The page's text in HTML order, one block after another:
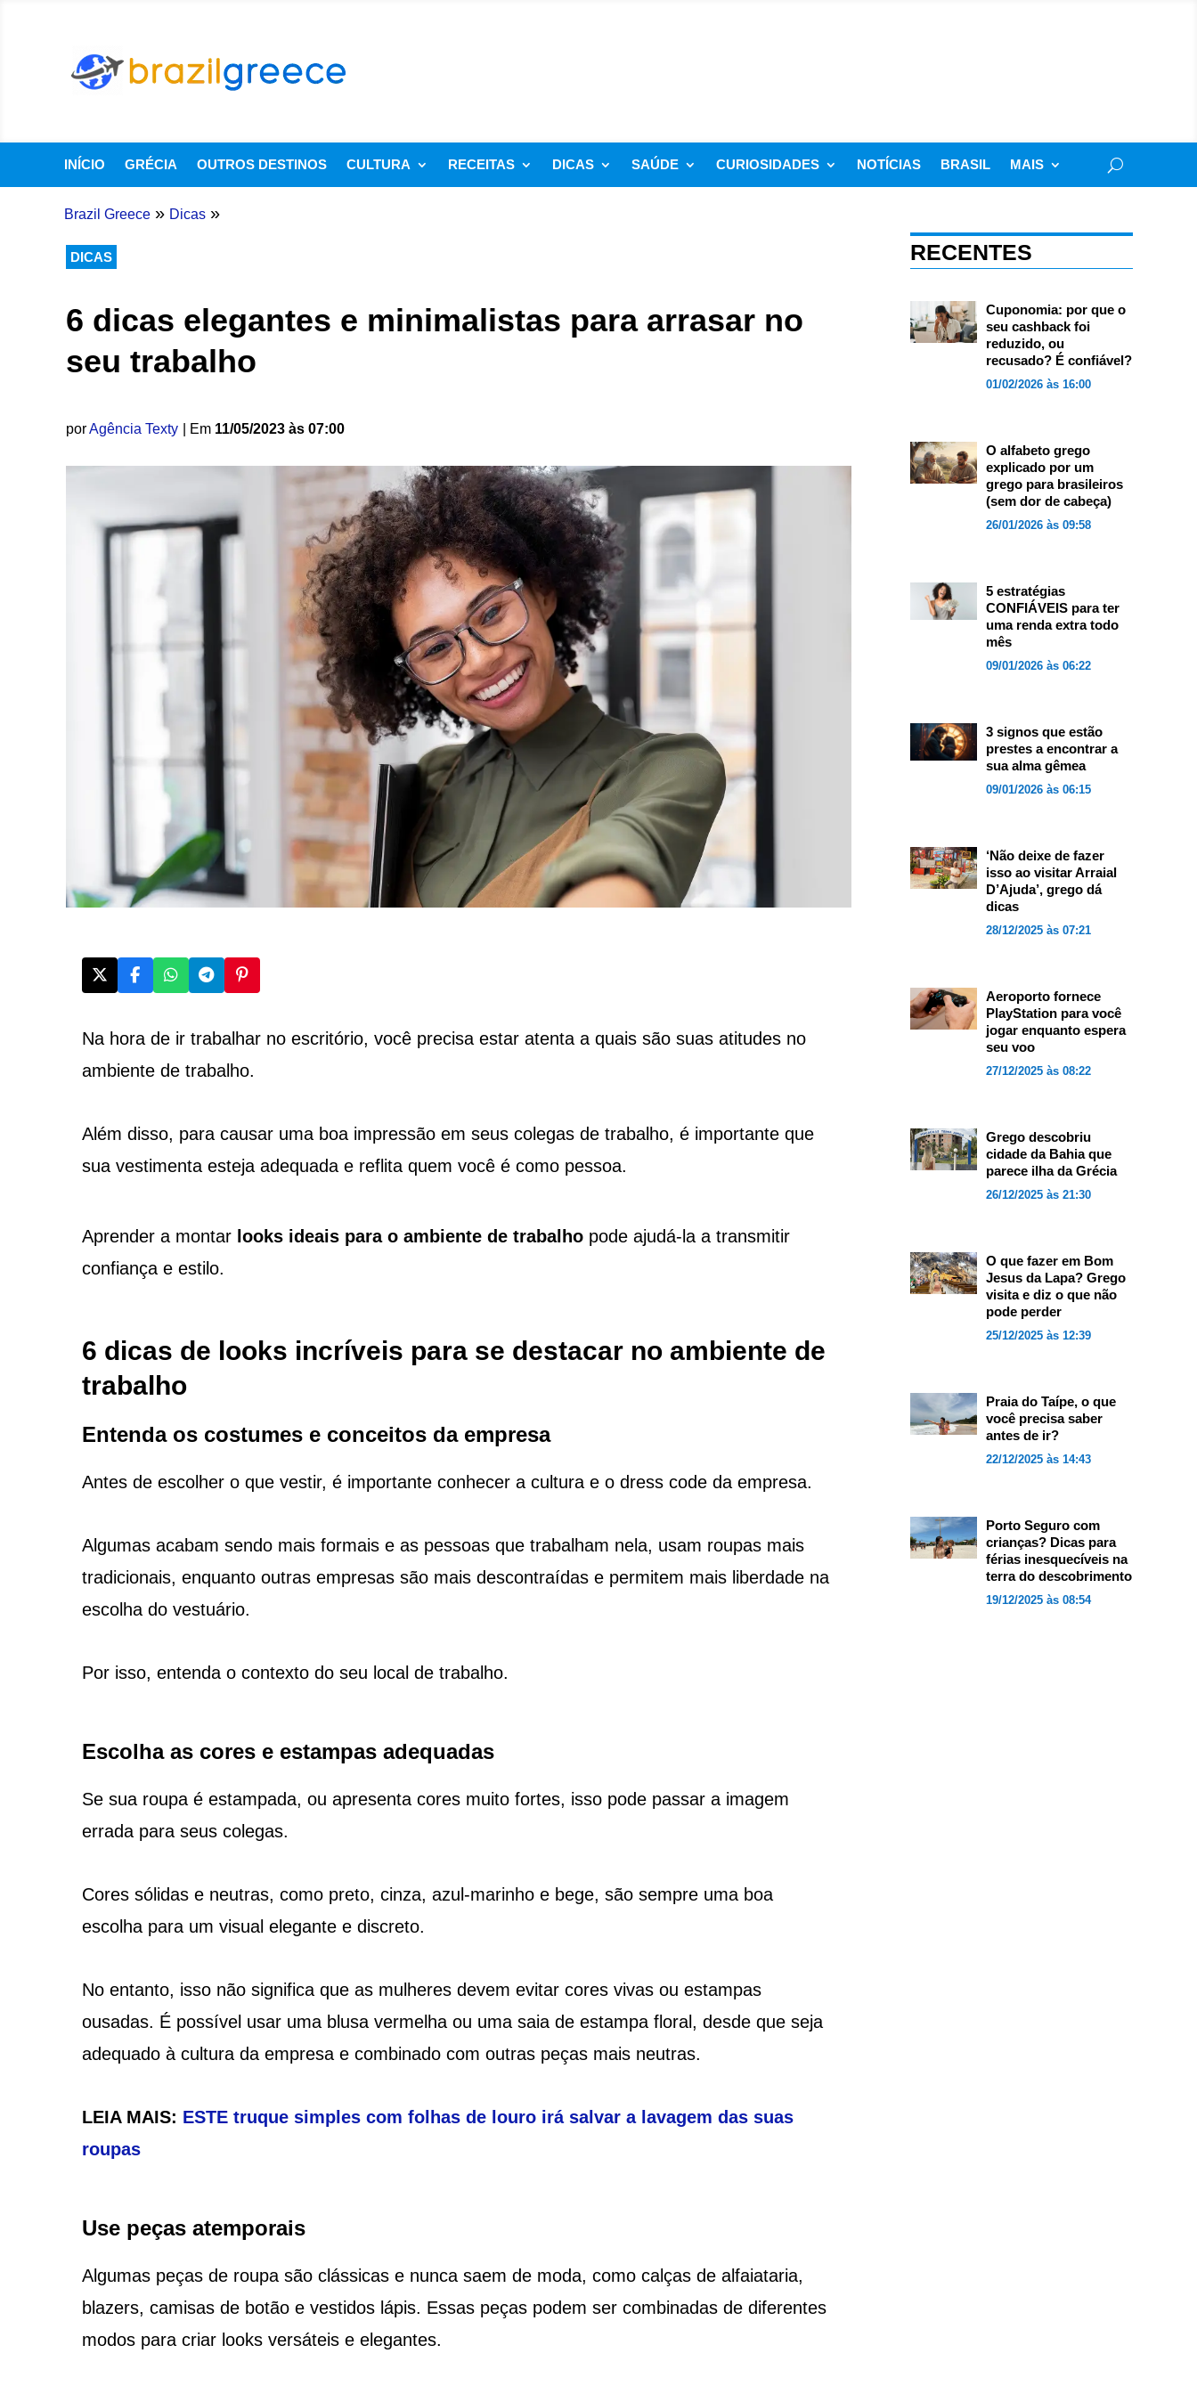
INÍCIO GRÉCIA OUTROS DESTINOS CULTURA RECEITAS DICAS SAÚDE CURIOSIDADES NOTÍCIAS BRASIL MAIS
Brazil Greece » Dicas »
DICAS
6 dicas elegantes e minimalistas para arrasar no
seu trabalho
porAgência Texty | Em 11/05/2023 às 07:00
Na hora de ir trabalhar no escritório, você precisa estar atenta a quais são suas atitudes no
ambiente de trabalho.
Além disso, para causar uma boa impressão em seus colegas de trabalho, é importante que
sua vestimenta esteja adequada e reflita quem você é como pessoa.
Aprender a montar looks ideais para o ambiente de trabalhopode ajudá-la a transmitir
confiança e estilo.
6 dicas de looks incríveis para se destacar no ambiente de
trabalho
Entenda os costumes e conceitos da empresa
Antes de escolher o que vestir, é importante conhecer a cultura e o dress code da empresa.
Algumas acabam sendo mais formais e as pessoas que trabalham nela, usam roupas mais
tradicionais, enquanto outras empresas são mais descontraídas e permitem mais liberdade na
escolha do vestuário.
Por isso, entenda o contexto do seu local de trabalho.
Escolha as cores e estampas adequadas
Se sua roupa é estampada, ou apresenta cores muito fortes, isso pode passar a imagem
errada para seus colegas.
Cores sólidas e neutras, como preto, cinza, azul-marinho e bege, são sempre uma boa
escolha para um visual elegante e discreto.
No entanto, isso não significa que as mulheres devem evitar cores vivas ou estampas
ousadas. É possível usar uma blusa vermelha ou uma saia de estampa floral, desde que seja
adequado à cultura da empresa e combinado com outras peças mais neutras.
LEIA MAIS: ESTE truque simples com folhas de louro irá salvar a lavagem das suas
roupas
Use peças atemporais
Algumas peças de roupa são clássicas e nunca saem de moda, como calças de alfaiataria,
blazers, camisas de botão e vestidos lápis. Essas peças podem ser combinadas de diferentes
modos para criar looks versáteis e elegantes.
RECENTES
Cuponomia: por que o
seu cashback foi
reduzido, ou
recusado? É confiável?
01/02/2026 às 16:00
O alfabeto grego
explicado por um
grego para brasileiros
(sem dor de cabeça)
26/01/2026 às 09:58
5 estratégias
CONFIÁVEIS para ter
uma renda extra todo
mês
09/01/2026 às 06:22
3 signos que estão
prestes a encontrar a
sua alma gêmea
09/01/2026 às 06:15
‘Não deixe de fazer
isso ao visitar Arraial
D’Ajuda’, grego dá
dicas
28/12/2025 às 07:21
Aeroporto fornece
PlayStation para você
jogar enquanto espera
seu voo
27/12/2025 às 08:22
Grego descobriu
cidade da Bahia que
parece ilha da Grécia
26/12/2025 às 21:30
O que fazer em Bom
Jesus da Lapa? Grego
visita e diz o que não
pode perder
25/12/2025 às 12:39
Praia do Taípe, o que
você precisa saber
antes de ir?
22/12/2025 às 14:43
Porto Seguro com
crianças? Dicas para
férias inesquecíveis na
terra do descobrimento
19/12/2025 às 08:54